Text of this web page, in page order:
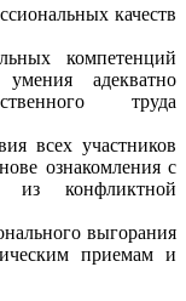
качеств
компетенций
умения адекватно
труда
всех участников
ознакомления с
из конфликтной
выгорания
приемам и